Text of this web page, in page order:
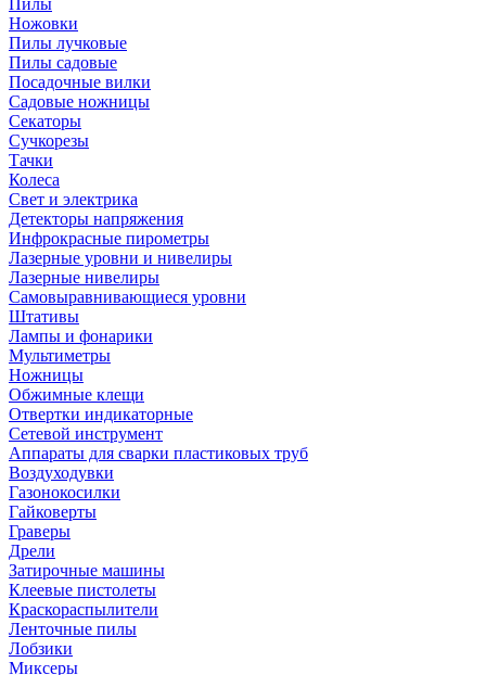
Пилы
Ножовки
Пилы лучковые
Пилы садовые
Посадочные вилки
Садовые ножницы
Секаторы
Сучкорезы
Тачки
Колеса
Свет и электрика
Детекторы напряжения
Инфрокрасные пирометры
Лазерные уровни и нивелиры
Лазерные нивелиры
Самовыравнивающиеся уровни
Штативы
Лампы и фонарики
Мультиметры
Ножницы
Обжимные клещи
Отвертки индикаторные
Сетевой инструмент
Аппараты для сварки пластиковых труб
Воздуходувки
Газонокосилки
Гайковерты
Граверы
Дрели
Затирочные машины
Клеевые пистолеты
Краскораспылители
Ленточные пилы
Лобзики
Миксеры